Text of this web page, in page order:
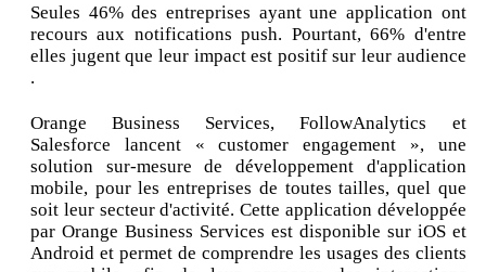
Seules 46% des entreprises ayant une application ont
recours aux notifications push. Pourtant, 66% d'entre
elles jugent que leur impact est positif sur leur audience
.
Orange Business Services, FollowAnalytics et
Salesforce lancent « customer engagement », une
solution sur-mesure de développement d'application
mobile, pour les entreprises de toutes tailles, quel que
soit leur secteur d'activité. Cette application développée
par Orange Business Services est disponible sur iOS et
Android et permet de comprendre les usages des clients